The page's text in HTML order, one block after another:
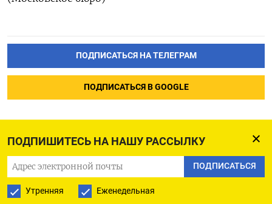
ПОДПИШИТЕСЬ НА НАШУ РАССЫЛКУ
ПОДПИСАТЬСЯ
Утренняя Еженедельная
ПОДПИСАТЬСЯ НА ТЕЛЕГРАМ
ПОДПИСАТЬСЯ В GOOGLE